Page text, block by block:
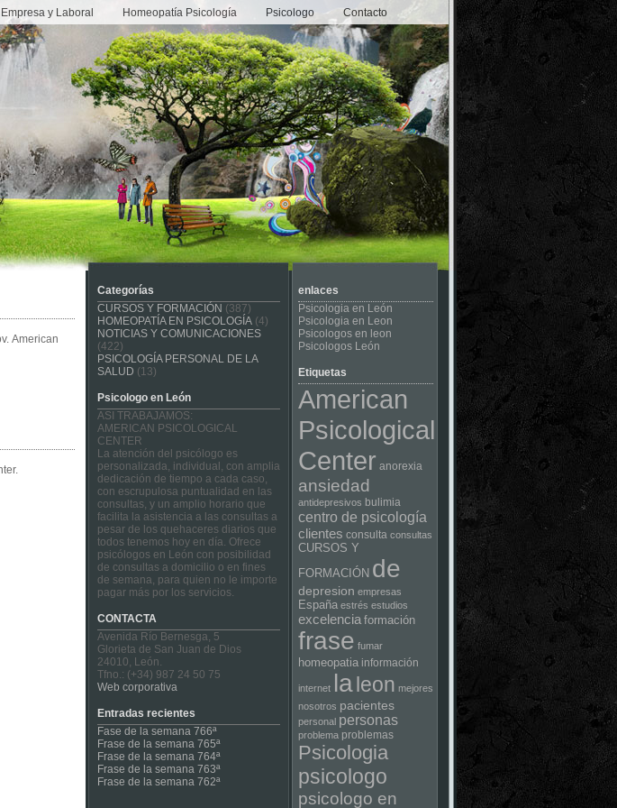
y Laboral Homeopatía Psicología Psicologo Contacto
American
Categorías
CURSOS Y FORMACIÓN (387)
HOMEOPATÍA EN PSICOLOGÍA (4)
NOTICIAS Y COMUNICACIONES
(422)
PSICOLOGÍA PERSONAL DE LA
SALUD (13)
Psicologo en León
ASI TRABAJAMOS:
AMERICAN PSICOLOGICAL
CENTER
La atención del psicólogo es
personalizada, individual, con amplia
dedicación de tiempo a cada caso,
con escrupulosa puntualidad en las
consultas, y un amplio horario que
facilita la asistencia a las consultas a
pesar de los quehaceres diarios que
todos tenemos hoy en día. Ofrece
psicólogos en León con posibilidad
de consultas a domicilio o en fines
de semana, para quien no le importe
pagar más por los servicios.
CONTACTA
Avenida Río Bernesga, 5
Glorieta de San Juan de Dios
24010, León.
Tfno.: (+34) 987 24 50 75
Web corporativa
Entradas recientes
Fase de la semana 766ª
Frase de la semana 765ª
Frase de la semana 764ª
Frase de la semana 763ª
Frase de la semana 762ª
enlaces
Psicologia en León
Psicologia en Leon
Psicologos en leon
Psicologos León
Etiquetas
American
Psicological
Center anorexia
ansiedad
antidepresivos bulimia
centro de psicología
clientes consulta consultas
CURSOS Y
FORMACIÓN de
depresion empresas
España estrés estudios
excelencia formación
frase fumar
homeopatia información
internet laleon mejores
nosotros pacientes
personal personas
problema problemas
Psicologia
psicologo
psicologo en